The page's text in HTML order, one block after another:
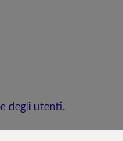
degli utenti.